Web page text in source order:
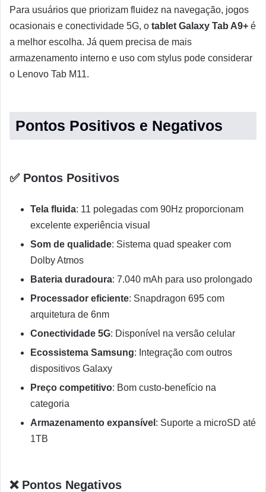
Para usuários que priorizam fluidez na navegação, jogos
ocasionais e conectividade 5G, o tablet Galaxy Tab A9+ é
a melhor escolha. Já quem precisa de mais
armazenamento interno e uso com stylus pode considerar
o Lenovo Tab M11.
Pontos Positivos e Negativos
✅ Pontos Positivos
Tela fluida: 11 polegadas com 90Hz proporcionam
excelente experiência visual
Som de qualidade: Sistema quad speaker com
Dolby Atmos
Bateria duradoura: 7.040 mAh para uso prolongado
Processador eficiente: Snapdragon 695 com
arquitetura de 6nm
Conectividade 5G: Disponível na versão celular
Ecossistema Samsung: Integração com outros
dispositivos Galaxy
Preço competitivo: Bom custo-benefício na
categoria
Armazenamento expansível : Suporte a microSD até
1TB
❌ Pontos Negativos